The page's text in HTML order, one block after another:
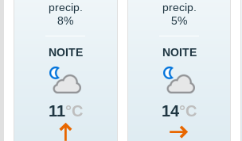
precip.
8%
NOITE
11°C
precip.
5%
NOITE
14°C